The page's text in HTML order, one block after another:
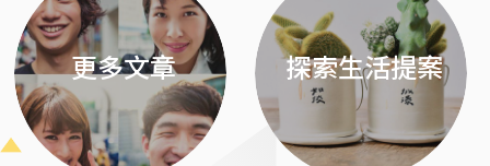
更多文章 探索生活提案